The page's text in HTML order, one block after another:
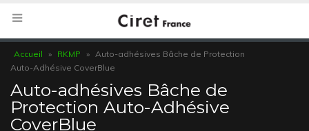
Accueil » RKMP » Auto-adhésives Bâche de Protection
Auto-Adhésive CoverBlue
Auto-adhésives Bâche de
Protection Auto-Adhésive
CoverBlue